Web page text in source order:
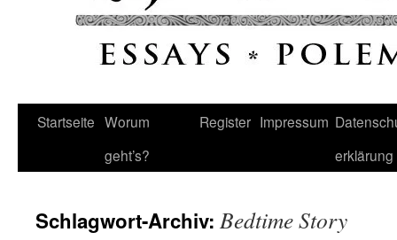
Startseite Worum
geht’s?
Register Impressum
erklärung
Schlagwort-Archiv: Bedtime Story